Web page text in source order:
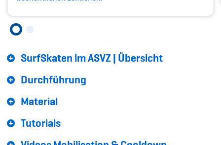
Netzwerk
SurfSkaten im ASVZ | Übersicht
Durchführung
Material
Tutorials